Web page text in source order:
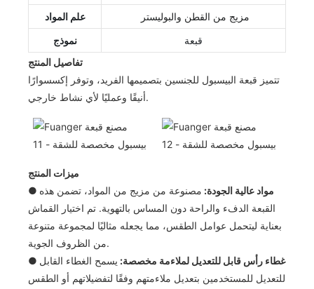
علم المواد
مزيج من القطن والبوليستر
نموذج
قبعة
تفاصيل المنتج
تتميز قبعة البيسبول للجنسين بتصميمها الفريد، وتوفر إكسسوارًا
أنيقًا وعمليًا لأي نشاط خارجي.
ميزات المنتج
● مواد عالية الجودة: مصنوعة من مزيج من المواد، تضمن هذه
القبعة الدفء والراحة دون المساس بالتهوية. تم اختيار القماش
بعناية ليتحمل عوامل الطقس، مما يجعله مثاليًا لمجموعة متنوعة
من الظروف الجوية.
●
غطاء رأس قابل للتعديل لملاءمة مخصصة: يسمح الغطاء القابل
للتعديل للمستخدمين بتعديل ملاءمتهم وفقًا لتفضيلاتهم أو الطقس